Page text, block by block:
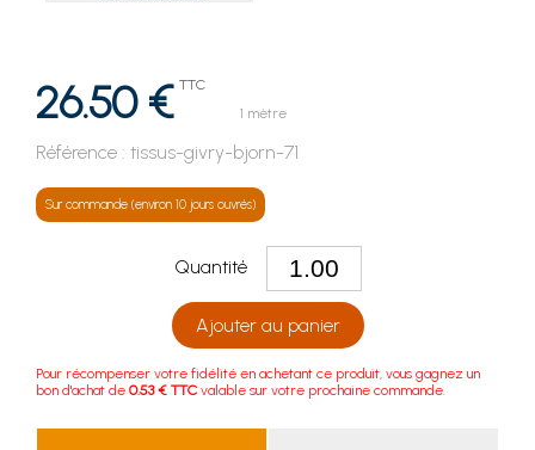
26.50 € TTC
1 mètre
Référence : tissus-givry-bjorn-71
Sur commande (environ 10 jours ouvrés)
Quantité
Ajouter au panier
Pour récompenser votre fidélité en achetant ce produit, vous gagnez un
bon d'achat de 0.53 € TTC valable sur votre prochaine commande.